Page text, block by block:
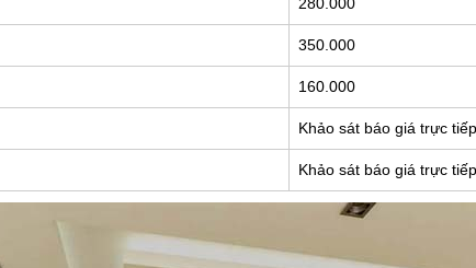
350.000
160.000
Khảo sát báo giá trực tiếp
Khảo sát báo giá trực tiếp